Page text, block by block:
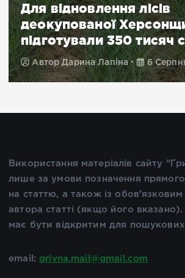
Для відновлення лісів
деокупованої
підготували 350 тисяч
АвторДарина Лапіна 6 Серпня,
Використання матеріалів сайту
лише за умови позначення прямого
на статтю, а також із обов'язковим
автора статті (якщо його вказано).
має бути відкритим для пошукових
email: grivna.mail@gmail.com